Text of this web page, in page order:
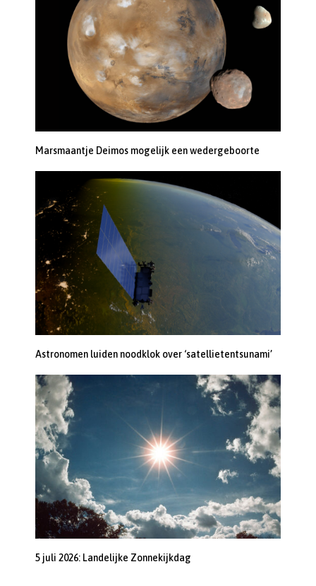
Marsmaantje Deimos mogelijk een wedergeboorte
Astronomen luiden noodklok over ‘satellietentsunami’
5 juli 2026: Landelijke Zonnekijkdag